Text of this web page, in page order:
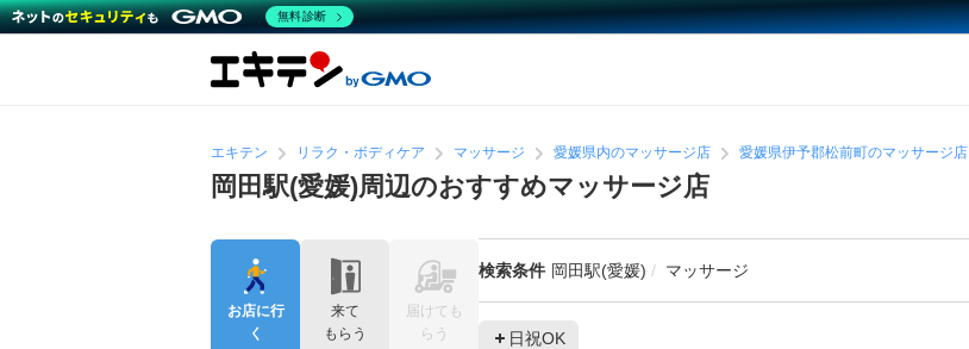
エキテン リラク・ボディケア マッサージ 愛媛県内のマッサージ店 愛媛県伊予郡松前町のマッサージ店
岡田駅(愛媛)周辺のおすすめマッサージ店
検索条件 岡田駅(愛媛) マッサージ
日祝OK
お店に行
く
来て
もらう
届けても
らう
無料診断